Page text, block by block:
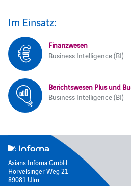
Im Einsatz:
Finanzwesen
Business Intelligence (BI)
Berichtswesen Plus und
Business Intelligence (BI)
Axians Infoma GmbH
Hörvelsinger Weg 21
89081 Ulm